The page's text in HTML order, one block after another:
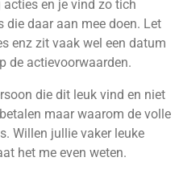
en je vind zo tich
die daar aan mee doen. Let
enz zit vaak wel een datum
de actievoorwaarden.
die dit leuk vind en niet
maar waarom de volle
Willen jullie vaker leuke
het me even weten.